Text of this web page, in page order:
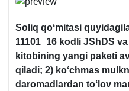
Soliq qoʻmitasi
11101_16 kodli JShDS
kitobining yangi paketi
qiladi; 2) koʻchmas
daromadlardan toʻlov